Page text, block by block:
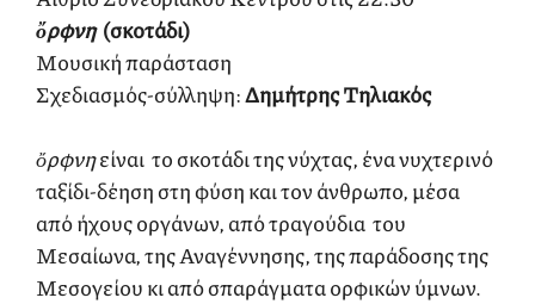
ὄρφνη(σκοτάδι)
Μουσική παράσταση
Σχεδιασμός-σύλληψη:Δημήτρης Τηλιακός
ὄρφνηείναι το σκοτάδι της νύχτας, ένα νυχτερινό
ταξίδι-δέηση στη φύση και τον άνθρωπο, μέσα
από ήχους οργάνων, από τραγούδια του
Μεσαίωνα, της Αναγέννησης, της παράδοσης της
Μεσογείου κι από σπαράγματα ορφικών ύμνων.